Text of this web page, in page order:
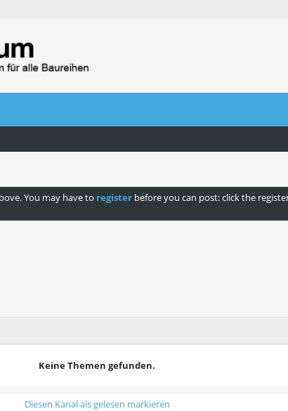
You may have to register before you can post: click the
Keine Themen gefunden.
Diesen Kanal als gelesen markieren